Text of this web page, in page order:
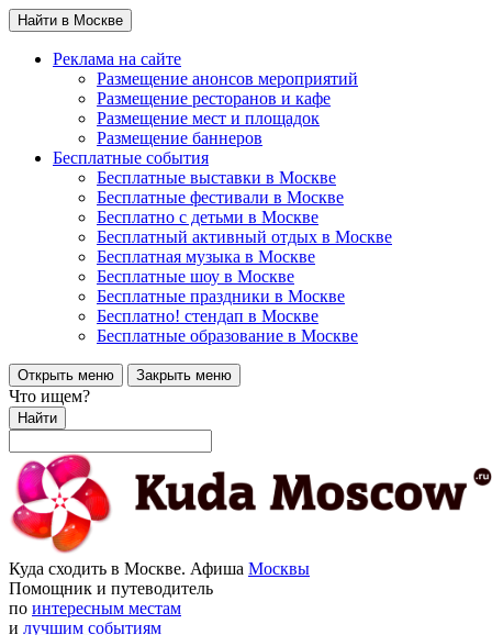
Найти в Москве
Реклама на сайте
Размещение анонсов мероприятий
Размещение ресторанов и кафе
Размещение мест и площадок
Размещение баннеров
Бесплатные события
Бесплатные выставки в Москве
Бесплатные фестивали в Москве
Бесплатно с детьми в Москве
Бесплатный активный отдых в Москве
Бесплатная музыка в Москве
Бесплатные шоу в Москве
Бесплатные праздники в Москве
Бесплатно! стендап в Москве
Бесплатные образование в Москве
Открыть меню Закрыть меню
Что ищем?
Найти
Куда сходить в Москве. Афиша Москвы
Помощник и путеводитель
по интересным местам
и лучшим событиям